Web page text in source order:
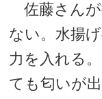
佐藤さんが
ない。水揚
力を入れる
ても匂いが